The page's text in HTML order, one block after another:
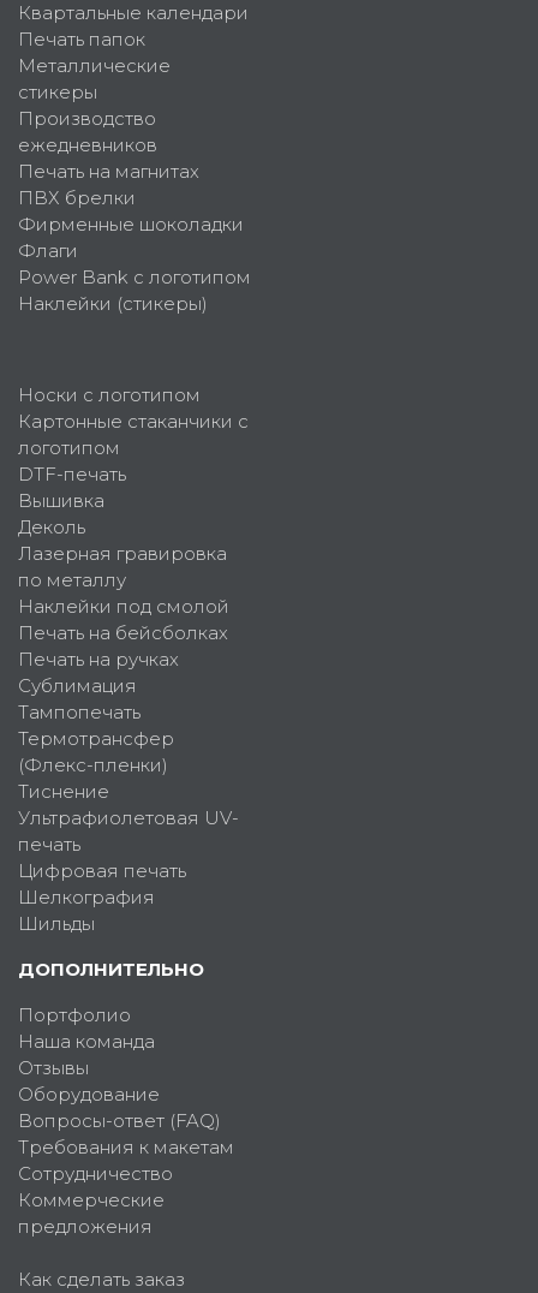
Квартальные календари
Печать папок
Металлические
стикеры
Производство
ежедневников
Печать на магнитах
ПВХ брелки
Фирменные шоколадки
Флаги
Power Bank с логотипом
Наклейки (стикеры)
Носки с логотипом
Картонные стаканчики с
логотипом
DTF-печать
Вышивка
Деколь
Лазерная гравировка
по металлу
Наклейки под смолой
Печать на бейсболках
Печать на ручках
Сублимация
Тампопечать
Термотрансфер
(Флекс-пленки)
Тиснение
Ультрафиолетовая UV-
печать
Цифровая печать
Шелкография
Шильды
ДОПОЛНИТЕЛЬНО
Портфолио
Наша команда
Отзывы
Оборудование
Вопросы-ответ (FAQ)
Требования к макетам
Сотрудничество
Коммерческие
предложения
Как сделать заказ